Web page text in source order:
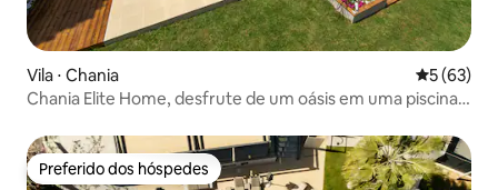
Vila ⋅ Chania 5 de uma
5 (63)
Chania Elite Home, desfrute de um oásis em uma piscina
Preferido dos hóspedes
Preferido dos hóspedes